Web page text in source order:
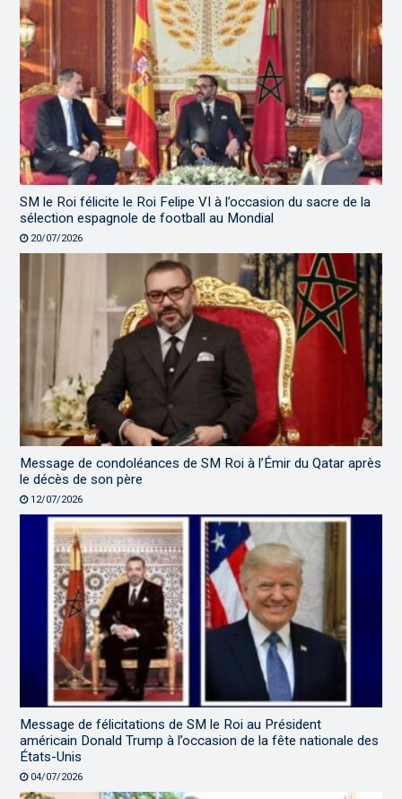
SM le Roi félicite le Roi Felipe VI à l’occasion du sacre de la
sélection espagnole de football au Mondial
20/07/2026
Message de condoléances de SM Roi à l’Émir du Qatar après
le décès de son père
12/07/2026
Message de félicitations de SM le Roi au Président
américain Donald Trump à l’occasion de la fête nationale des
États-Unis
04/07/2026